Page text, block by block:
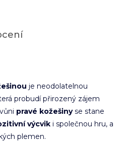
je neodolatelnou
probudí přirozený zájem
pravé kožešinyse stane
výcvik i společnou hru, a
plemen.